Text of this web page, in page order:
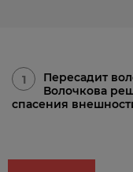
1
Пересадит
Волочкова
спасения